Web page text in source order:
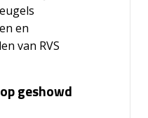
en
van RVS
geshowd